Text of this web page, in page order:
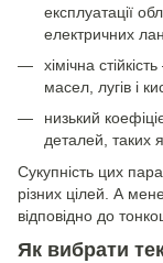
експлуатації
електричних
хімічна
масел, лугів і
низький
деталей, таких
Сукупність цих
різних цілей. А
відповідно до
Як вибрати